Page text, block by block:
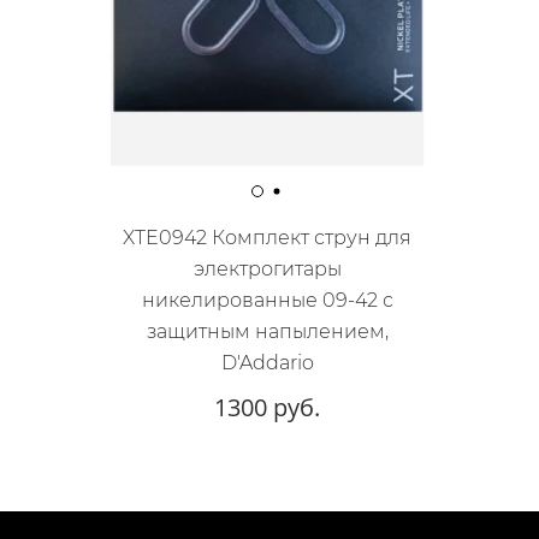
XTE0942 Комплект струн для
электрогитары
никелированные 09-42 с
защитным напылением,
D'Addario
1300 руб.